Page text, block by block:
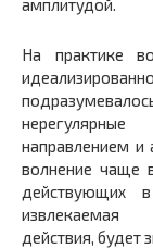
амплитудой.
На практике
направлением и
волнение чаще
действующих
извлекаемая
действия, будет